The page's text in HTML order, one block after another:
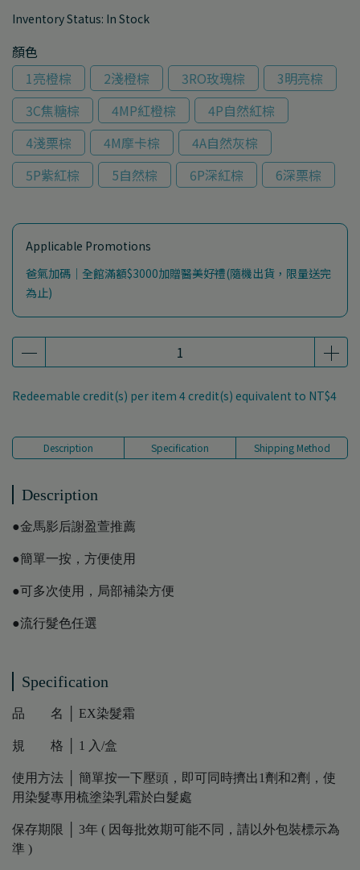
Inventory Status: In Stock
顏色
1亮橙棕
2淺橙棕 3RO玫瑰棕
3明亮棕
3C焦糖棕
4MP紅橙棕
4P自然紅棕
4淺栗棕
4M摩卡棕
4A自然灰棕
5P紫紅棕
5自然棕 6P深紅棕 6深栗棕
Applicable Promotions
爸氣加碼｜全館滿額$3000加贈醫美好禮(隨機出貨，限量送完
為止)
Redeemable credit(s) per item 4 credit(s) equivalent to NT$4
Description Specification Shipping Method
Description
●金馬影后謝盈萱推薦
●簡單一按，方便使用
●可多次使用，局部補染方便
●流行髮色任選
Specification
品 名 │ EX染髮霜
規 格 │ 1 入/盒
使用方法 │ 簡單按一下壓頭，即可同時擠出1劑和2劑，使
用染髮專用梳塗染乳霜於白髮處
保存期限 │ 3年 ( 因每批效期可能不同，請以外包裝標示為
準 )